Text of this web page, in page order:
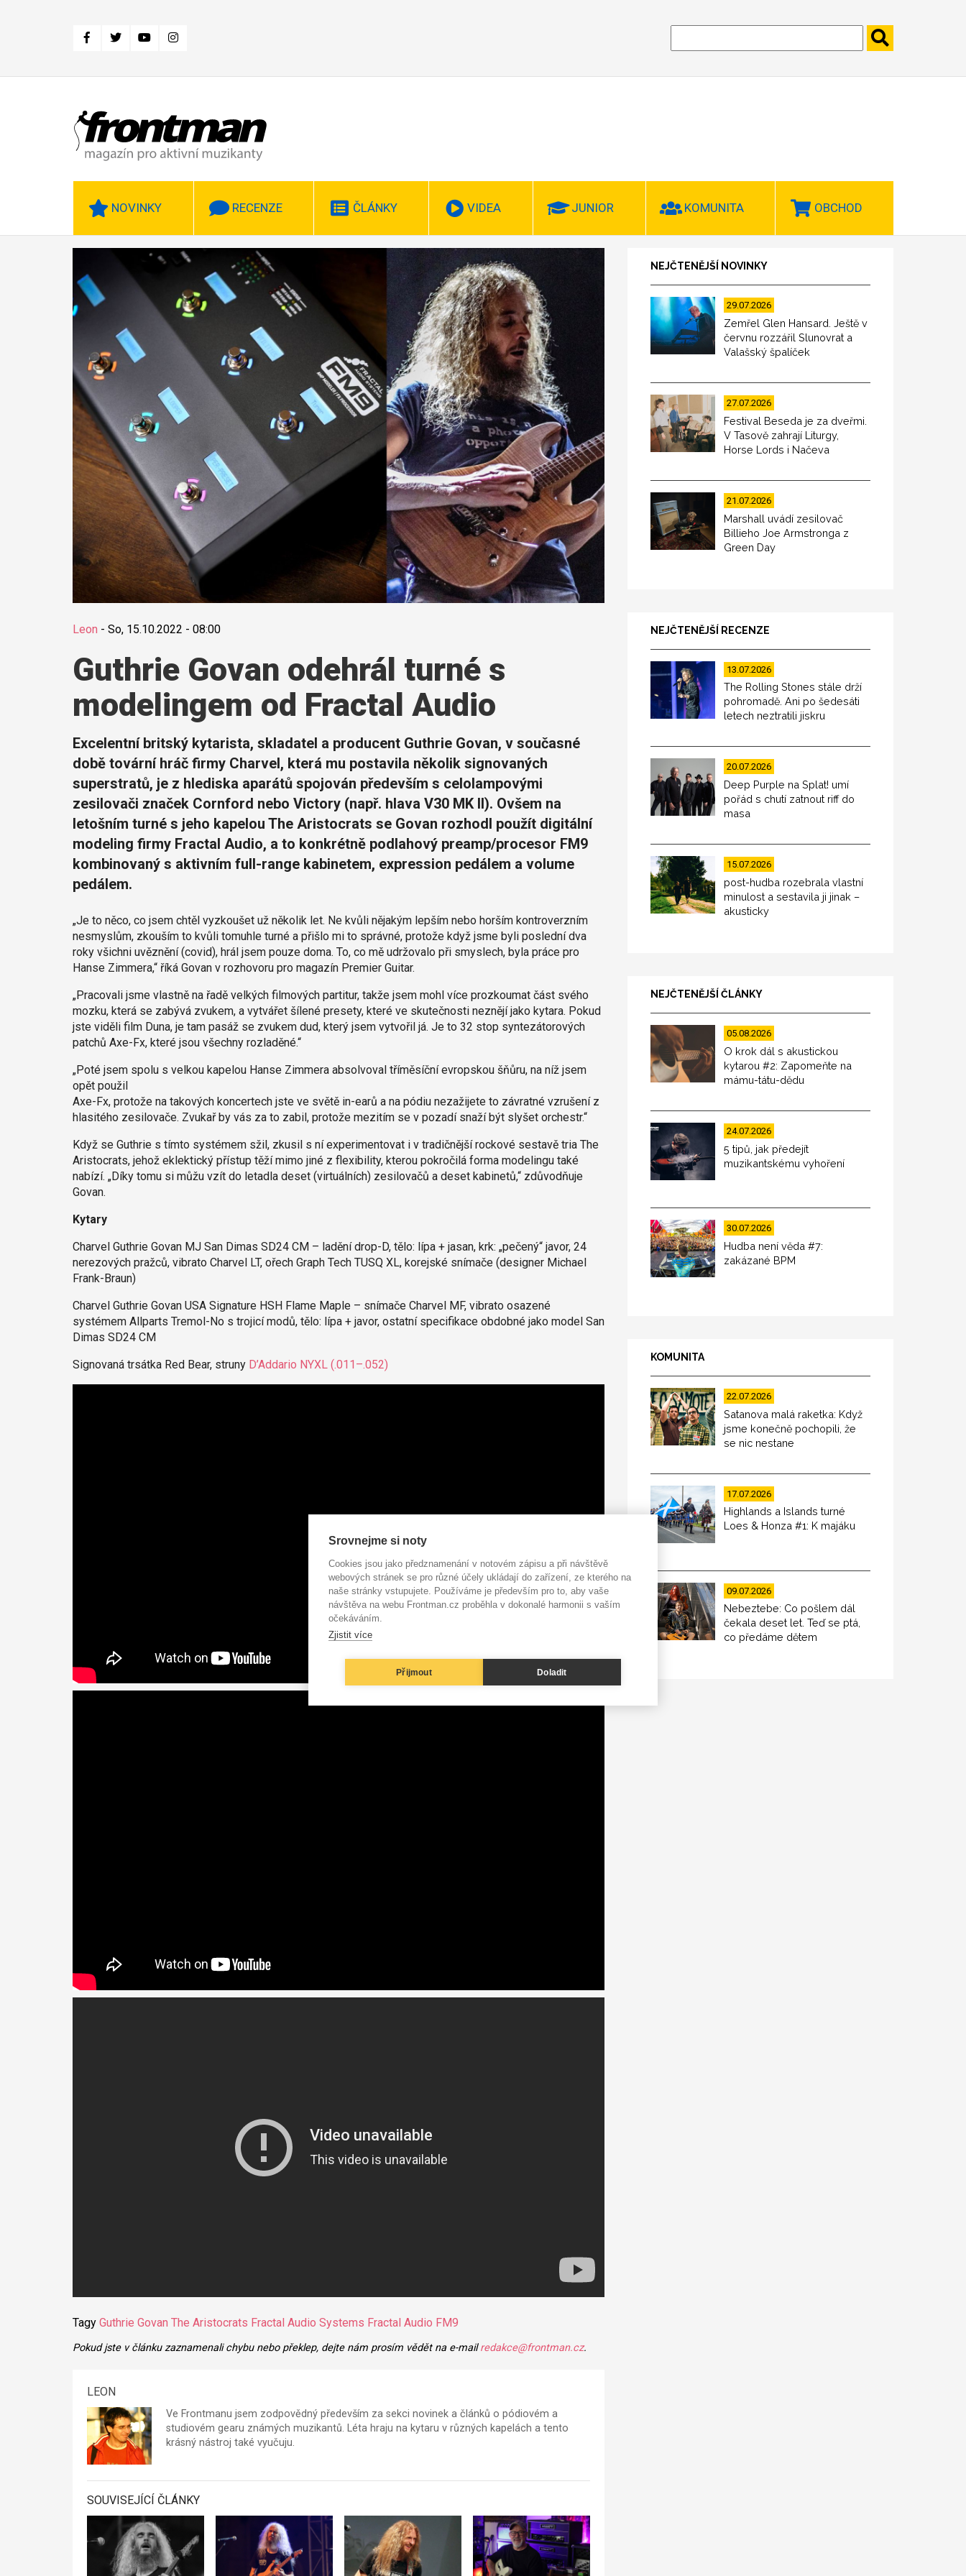
NOVINKY RECENZE ČLÁNKY VIDEA JUNIOR KOMUNITA OBCHOD
Leon - So, 15.10.2022 - 08:00
Guthrie Govan odehrál turné s
modelingem od Fractal Audio
Excelentní britský kytarista, skladatel a producent Guthrie Govan, v současné
době tovární hráč firmy Charvel, která mu postavila několik signovaných
superstratů, je z hlediska aparátů spojován především s celolampovými
zesilovači značek Cornford nebo Victory (např. hlava V30 MK II). Ovšem na
letošním turné s jeho kapelou The Aristocrats se Govan rozhodl použít digitální
modeling firmy Fractal Audio, a to konkrétně podlahový preamp/procesor FM9
kombinovaný s aktivním full-range kabinetem, expression pedálem a volume
pedálem.
„Je to něco, co jsem chtěl vyzkoušet už několik let. Ne kvůli nějakým lepším nebo horším kontroverzním
nesmyslům, zkouším to kvůli tomuhle turné a přišlo mi to správné, protože když jsme byli poslední dva
roky všichni uvěznění (covid), hrál jsem pouze doma. To, co mě udržovalo při smyslech, byla práce pro
Hanse Zimmera,“ říká Govan v rozhovoru pro magazín Premier Guitar.
„Pracovali jsme vlastně na řadě velkých filmových partitur, takže jsem mohl více prozkoumat část svého
mozku, která se zabývá zvukem, a vytvářet šílené presety, které ve skutečnosti neznějí jako kytara. Pokud
jste viděli film Duna, je tam pasáž se zvukem dud, který jsem vytvořil já. Je to 32 stop syntezátorových
patchů Axe-Fx, které jsou všechny rozladěné.“
„Poté jsem spolu s velkou kapelou Hanse Zimmera absolvoval tříměsíční evropskou šňůru, na níž jsem
opět použil
Axe-Fx, protože na takových koncertech jste ve světě in-earů a na pódiu nezažijete to závratné vzrušení z
hlasitého zesilovače. Zvukař by vás za to zabil, protože mezitím se v pozadí snaží být slyšet orchestr.“
Když se Guthrie s tímto systémem sžil, zkusil s ní experimentovat i v tradičnější rockové sestavě tria The
Aristocrats, jehož eklektický přístup těží mimo jiné z flexibility, kterou pokročilá forma modelingu také
nabízí. „Díky tomu si můžu vzít do letadla deset (virtuálních) zesilovačů a deset kabinetů,“ zdůvodňuje
Govan.
Kytary
Charvel Guthrie Govan MJ San Dimas SD24 CM – ladění drop-D, tělo: lípa + jasan, krk: „pečený“ javor, 24
nerezových pražců, vibrato Charvel LT, ořech Graph Tech TUSQ XL, korejské snímače (designer Michael
Frank-Braun)
Charvel Guthrie Govan USA Signature HSH Flame Maple – snímače Charvel MF, vibrato osazené
systémem Allparts Tremol-No s trojicí modů, tělo: lípa + javor, ostatní specifikace obdobné jako model San
Dimas SD24 CM
Signovaná trsátka Red Bear, struny D’Addario NYXL (.011–.052)
Tagy Guthrie Govan The Aristocrats Fractal Audio Systems Fractal Audio FM9
Pokud jste v článku zaznamenali chybu nebo překlep, dejte nám prosím vědět na e-mailredakce@frontman.cz.
LEON
Ve Frontmanu jsem zodpovědný především za sekci novinek a článků o pódiovém a
studiovém gearu známých muzikantů. Léta hraju na kytaru v různých kapelách a tento
krásný nástroj také vyučuju.
SOUVISEJÍCÍ ČLÁNKY
NEJČTENĚJŠÍ NOVINKY
29.07.2026
Zemřel Glen Hansard. Ještě v
červnu rozzářil Slunovrat a
Valašský špalíček
27.07.2026
Festival Beseda je za dveřmi.
V Tasově zahrají Liturgy,
Horse Lords i Načeva
21.07.2026
Marshall uvádí zesilovač
Billieho Joe Armstronga z
Green Day
NEJČTENĚJŠÍ RECENZE
13.07.2026
The Rolling Stones stále drží
pohromadě. Ani po šedesáti
letech neztratili jiskru
20.07.2026
Deep Purple na Splat! umí
pořád s chutí zatnout riff do
masa
15.07.2026
post-hudba rozebrala vlastní
minulost a sestavila ji jinak –
akusticky
NEJČTENĚJŠÍ ČLÁNKY
05.08.2026
O krok dál s akustickou
kytarou #2: Zapomeňte na
mámu-tátu-dědu
24.07.2026
5 tipů, jak předejít
muzikantskému vyhoření
30.07.2026
Hudba není věda #7:
zakázané BPM
KOMUNITA
22.07.2026
Satanova malá raketka: Když
jsme konečně pochopili, že
se nic nestane
17.07.2026
Highlands a Islands turné
Loes & Honza #1: K majáku
09.07.2026
Nebeztebe: Co pošlem dál
čekala deset let. Teď se ptá,
co předáme dětem
Srovnejme si noty
Cookies jsou jako předznamenání v notovém zápisu a při návštěvě
webových stránek se pro různé účely ukládají do zařízení, ze kterého na
naše stránky vstupujete. Používáme je především pro to, aby vaše
návštěva na webu Frontman.cz proběhla v dokonalé harmonii s vaším
očekáváním.
Zjistit více
Přijmout Doladit